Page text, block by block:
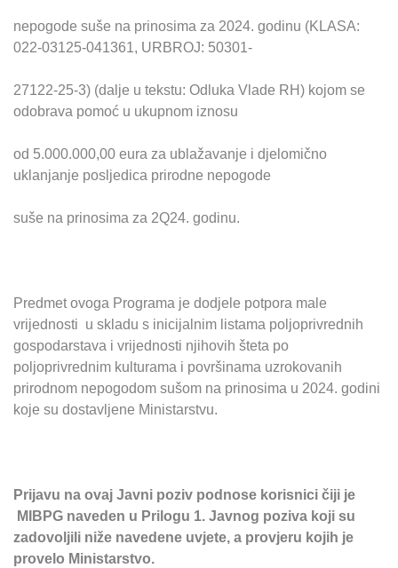
nepogode suše na prinosima za 2024. godinu (KLASA:
022-03125-041361, URBROJ: 50301-
27122-25-3) (dalje u tekstu: Odluka Vlade RH) kojom se
odobrava pomoć u ukupnom iznosu
od 5.000.000,00 eura za ublažavanje i djelomično
uklanjanje posljedica prirodne nepogode
suše na prinosima za 2Q24. godinu.
Predmet ovoga Programa je dodjele potpora male
vrijednosti u skladu s inicijalnim listama poljoprivrednih
gospodarstava i vrijednosti njihovih šteta po
poljoprivrednim kulturama i površinama uzrokovanih
prirodnom nepogodom sušom na prinosima u 2024. godini
koje su dostavljene Ministarstvu.
Prijavu na ovaj Javni poziv podnose korisnici čiji je
MIBPG naveden u Prilogu 1. Javnog poziva koji su
zadovoljili niže navedene uvjete, a provjeru kojih je
provelo Ministarstvo.